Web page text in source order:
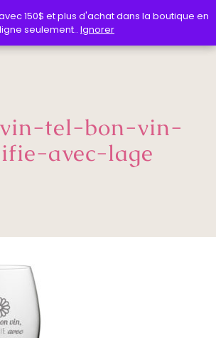
tel-bon-vin-
avec-lage
avec 150$ et plus d'achat dans la boutique en
ligne seulement.. Ignorer
avec 150$ et plus d'achat dans la boutique en
ligne seulement.. Ignorer